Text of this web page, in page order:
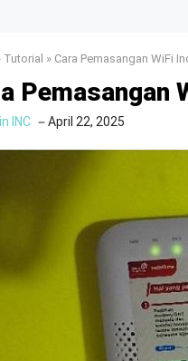
Tutorial » Cara Pemasangan WiFi
Pemasangan
INC April 22, 2025